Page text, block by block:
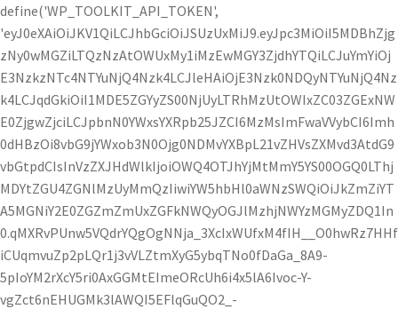
define('WP_TOOLKIT_API_TOKEN',
'eyJ0eXAiOiJKV1QiLCJhbGciOiJSUzUxMiJ9.eyJpc3MiOiI5MDBhZjg
zNy0wMGZiLTQzNzAtOWUxMy1iMzEwMGY3ZjdhYTQiLCJuYmYiOj
E3NzkzNTc4NTYuNjQ4Nzk4LCJleHAiOjE3Nzk0NDQyNTYuNjQ4Nz
k4LCJqdGkiOiI1MDE5ZGYyZS00NjUyLTRhMzUtOWIxZC03ZGExNW
E0ZjgwZjciLCJpbnN0YWxsYXRpb25JZCI6MzMsImFwaVVybCI6Imh
0dHBzOi8vbG9jYWxob3N0Ojg0NDMvYXBpL21vZHVsZXMvd3AtdG9
vbGtpdCIsInVzZXJHdWlkIjoiOWQ4OTJhYjMtMmY5YS00OGQ0LThj
MDYtZGU4ZGNlMzUyMmQzIiwiYW5hbHl0aWNzSWQiOiJkZmZiYT
A5MGNiY2E0ZGZmZmUxZGFkNWQyOGJlMzhjNWYzMGMyZDQ1In
0.qMXRvPUnw5VQdrYQgOgNNja_3XcIxWUfxM4fIH__O0hwRz7HHf
iCUqmvuZp2pLQr1j3vVLZtmXyG5ybqTNo0fDaGa_8A9-
5pIoYM2rXcY5ri0AxGGMtEImeORcUh6i4x5lA6Ivoc-Y-
vgZct6nEHUGMk3lAWQI5EFlqGuQO2_-